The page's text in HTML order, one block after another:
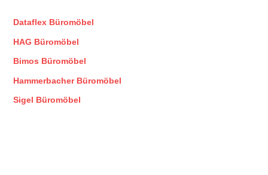
Dataflex Büromöbel
HAG Büromöbel
Bimos Büromöbel
Hammerbacher Büromöbel
Sigel Büromöbel